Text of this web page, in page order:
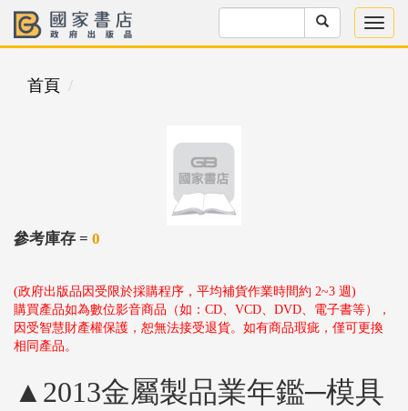
首頁
參考庫存 = 0
(政府出版品因受限於採購程序，平均補貨作業時間約 2~3 週)
購買產品如為數位影音商品（如：CD、VCD、DVD、電子書等），
因受智慧財產權保護，恕無法接受退貨。如有商品瑕疵，僅可更換
相同產品。
▲2013金屬製品業年鑑─模具